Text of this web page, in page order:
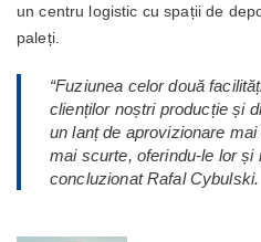
un centru logistic cu spații de
paleți.
“Fuziunea celor două
clienților noștri producție și
un lanț de aprovizionare
mai scurte, oferindu-le lor și
concluzionat Rafal Cybulski.